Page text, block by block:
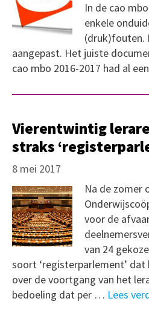
In de cao
enkele
(druk)fouten.
aangepast. Het juiste
cao mbo 2016-2017 had al
Vierentwintig
straks
8 mei 2017
Na de zomer
voor de
van 24
soort ‘registerparlement’ dat
over de voortgang van het
bedoeling dat per … Lees